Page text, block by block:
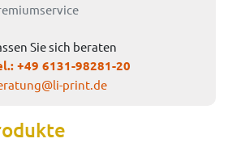
Sie sich beraten
+49 6131-98281-20
print.de